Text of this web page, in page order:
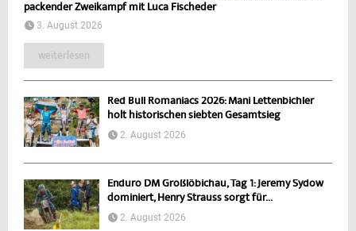
packender Zweikampf mit Luca Fischeder
3. August 2026
weiterlesen
Red Bull Romaniacs 2026: Mani Lettenbichler
holt historischen siebten Gesamtsieg
2. August 2026
Enduro DM Großlöbichau, Tag 1: Jeremy Sydow
dominiert, Henry Strauss sorgt für...
2. August 2026